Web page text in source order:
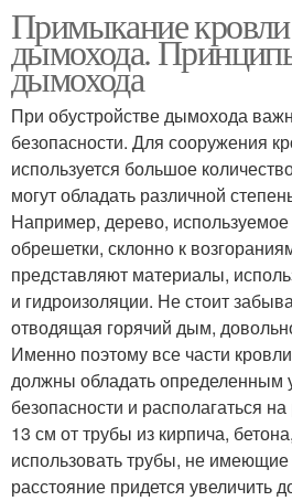
Примыкание кровли
дымохода.
дымохода
При обустройстве дымохода
безопасности. Для сооружения
используется большое
могут обладать различной
Например, дерево, используемое
обрешетки, склонно к
представляют материалы,
и гидроизоляции. Не стоит
отводящая горячий дым,
Именно поэтому все части
должны обладать определенным
безопасности и располагаться
13 см от трубы из кирпича,
использовать трубы, не имеющие
расстояние придется увеличить